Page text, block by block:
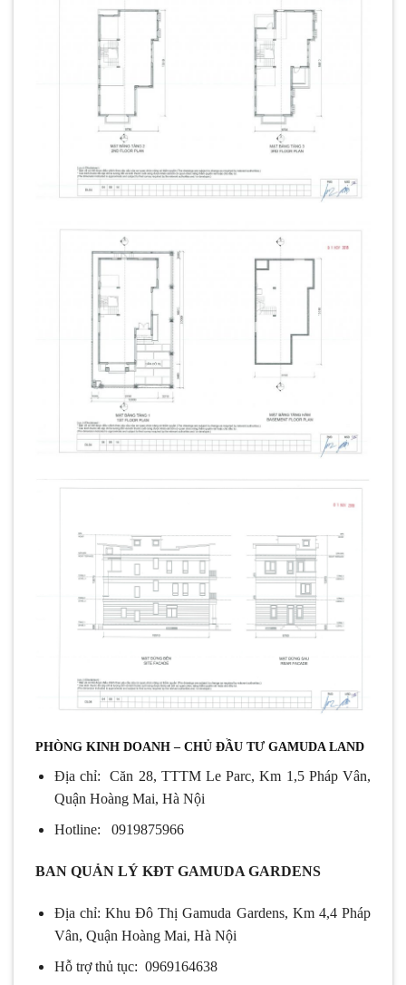
PHÒNG KINH DOANH – CHỦ ĐẦU TƯ GAMUDA LAND
Địa chỉ: Căn 28, TTTM Le Parc, Km 1,5 Pháp Vân,
Quận Hoàng Mai, Hà Nội
Hotline: 0919875966
BAN QUẢN LÝ KĐT GAMUDA GARDENS
Địa chỉ: Khu Đô Thị Gamuda Gardens, Km 4,4 Pháp
Vân, Quận Hoàng Mai, Hà Nội
Hỗ trợ thủ tục: 0969164638